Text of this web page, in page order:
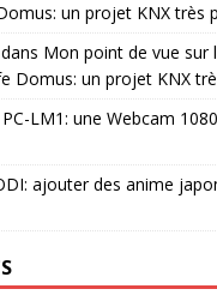
un projet KNX très
Mon point de vue sur
Domus: un projet KNX
LM1: une Webcam
ajouter des anime